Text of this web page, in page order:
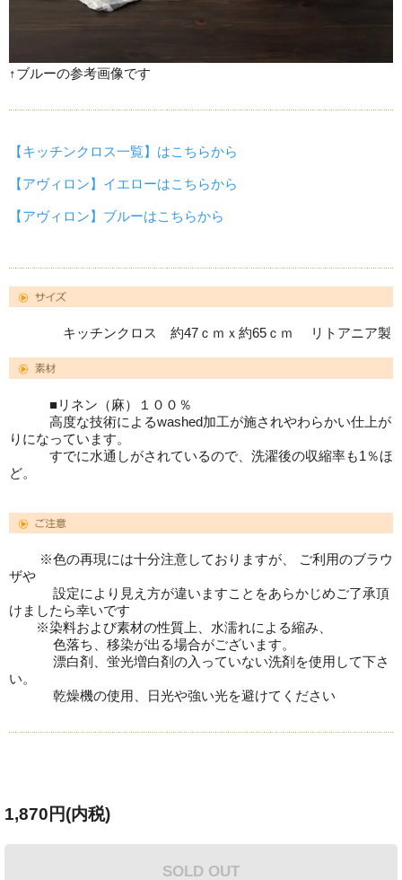
↑ブルーの参考画像です
【キッチンクロス一覧】はこちらから
【アヴィロン】イエローはこちらから
【アヴィロン】ブルーはこちらから
キッチンクロス 約47ｃｍｘ約65ｃｍ リトアニア製
■リネン（麻）１００％
高度な技術によるwashed加工が施されやわらかい仕上が
りになっています。
すでに水通しがされているので、洗濯後の収縮率も1％ほ
ど。
※色の再現には十分注意しておりますが、 ご利用のブラウ
ザや
設定により見え方が違いますことをあらかじめご了承頂
けましたら幸いです
※染料および素材の性質上、水濡れによる縮み、
色落ち、移染が出る場合がございます。
漂白剤、蛍光増白剤の入っていない洗剤を使用して下さ
い。
乾燥機の使用、日光や強い光を避けてください
1,870円(内税)
SOLD OUT